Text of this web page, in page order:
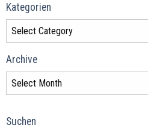
Kategorien
Archive
Suchen